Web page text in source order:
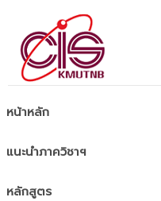
หน้าหลัก
แนะนำภาควิชาฯ
หลักสูตร